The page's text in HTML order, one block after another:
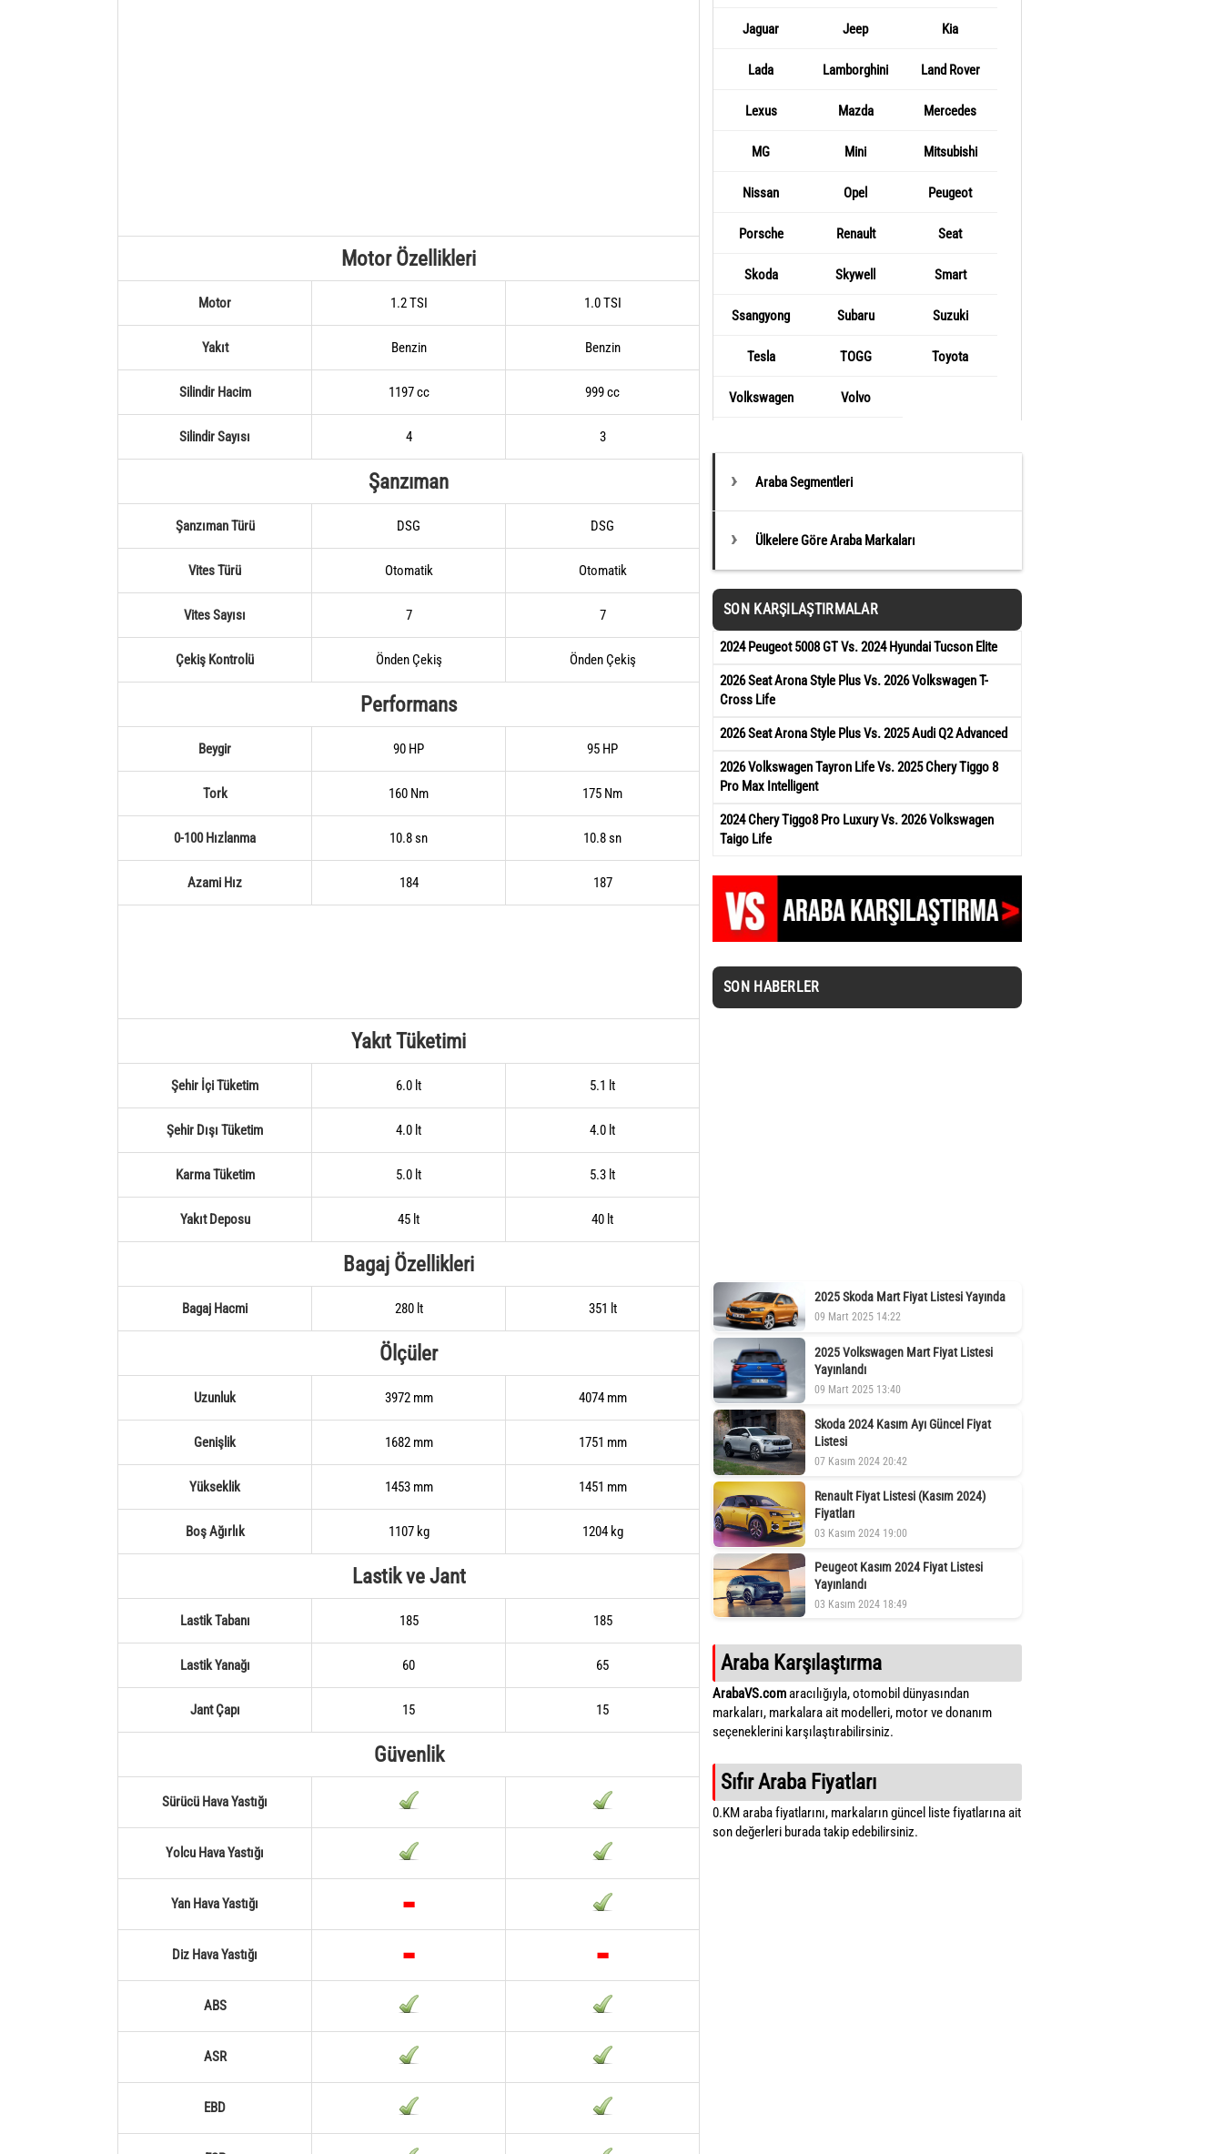
Motor Özellikleri
Motor 1.2 TSI 1.0 TSI
Yakıt Benzin Benzin
Silindir Hacim 1197 cc 999 cc
Silindir Sayısı 4 3
Şanzıman
Şanzıman Türü DSG DSG
Vites Türü Otomatik Otomatik
Vites Sayısı 7 7
Çekiş Kontrolü Önden Çekiş Önden Çekiş
Performans
Beygir 90 HP 95 HP
Tork 160 Nm 175 Nm
0-100 Hızlanma 10.8 sn 10.8 sn
Azami Hız 184 187
Yakıt Tüketimi
Şehir İçi Tüketim 6.0 lt 5.1 lt
Şehir Dışı Tüketim 4.0 lt 4.0 lt
Karma Tüketim 5.0 lt 5.3 lt
Yakıt Deposu 45 lt 40 lt
Bagaj Özellikleri
Bagaj Hacmi 280 lt 351 lt
Ölçüler
Uzunluk 3972 mm 4074 mm
Genişlik 1682 mm 1751 mm
Yükseklik 1453 mm 1451 mm
Boş Ağırlık 1107 kg 1204 kg
Lastik ve Jant
Lastik Tabanı 185 185
Lastik Yanağı 60 65
Jant Çapı 15 15
Güvenlik
Sürücü Hava Yastığı
Yolcu Hava Yastığı
Yan Hava Yastığı
Diz Hava Yastığı
ABS
ASR
EBD
Jaguar Jeep Kia
Lada Lamborghini Land Rover
Lexus Mazda Mercedes
MG Mini Mitsubishi
Nissan Opel Peugeot
Porsche Renault Seat
Skoda Skywell Smart
Ssangyong Subaru Suzuki
Tesla TOGG Toyota
Volkswagen Volvo
Araba Segmentleri
Ülkelere Göre Araba Markaları
SON KARŞILAŞTIRMALAR
2024 Peugeot 5008 GT Vs. 2024 Hyundai Tucson Elite
2026 Seat Arona Style Plus Vs. 2026 Volkswagen T-
Cross Life
2026 Seat Arona Style Plus Vs. 2025 Audi Q2 Advanced
2026 Volkswagen Tayron Life Vs. 2025 Chery Tiggo 8
Pro Max Intelligent
2024 Chery Tiggo8 Pro Luxury Vs. 2026 Volkswagen
Taigo Life
SON HABERLER
2025 Skoda Mart Fiyat Listesi Yayında
09 Mart 2025 14:22
2025 Volkswagen Mart Fiyat Listesi
Yayınlandı
09 Mart 2025 13:40
Skoda 2024 Kasım Ayı Güncel Fiyat
Listesi
07 Kasım 2024 20:42
Renault Fiyat Listesi (Kasım 2024)
Fiyatları
03 Kasım 2024 19:00
Peugeot Kasım 2024 Fiyat Listesi
Yayınlandı
03 Kasım 2024 18:49
Araba Karşılaştırma
ArabaVS.comaracılığıyla, otomobil dünyasından
markaları, markalara ait modelleri, motor ve donanım
seçeneklerini karşılaştırabilirsiniz.
Sıfır Araba Fiyatları
0.KM araba fiyatlarını, markaların güncel liste fiyatlarına ait
son değerleri burada takip edebilirsiniz.